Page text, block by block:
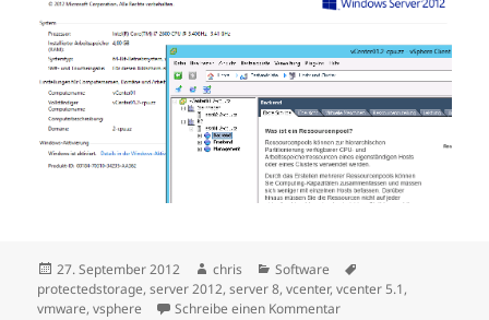
Veröffentlicht
am
27. September 2012 Autor
chris Kategorien
Software
protectedstorage,server 2012,server 8,vcenter,vcenter 5.1,
vmware,vsphere Schreibe einen Kommentarzu VMware Virtual